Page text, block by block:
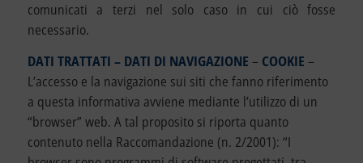
comunicati a terzi nel solo caso in cui ciò fosse
necessario.
DATI TRATTATI – DATI DI NAVIGAZIONE – COOKIE –
L’accesso e la navigazione sui siti che fanno riferimento
a questa informativa avviene mediante l’utilizzo di un
“browser” web. A tal proposito si riporta quanto
contenuto nella Raccomandazione (n. 2/2001): “I